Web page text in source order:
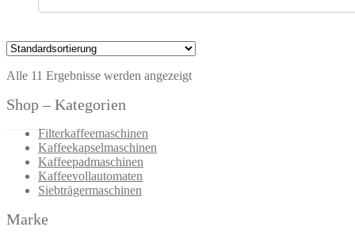
Alle 11 Ergebnisse werden angezeigt
Shop – Kategorien
Filterkaffeemaschinen
Kaffeekapselmaschinen
Kaffeepadmaschinen
Kaffeevollautomaten
Siebträgermaschinen
Marke